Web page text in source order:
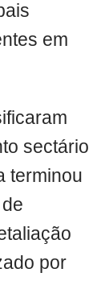
em
sectário
terminou
por